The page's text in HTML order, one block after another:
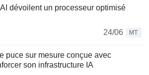
dévoilent un processeur optimisé
24/06
MT
puce sur mesure conçue avec
son infrastructure IA